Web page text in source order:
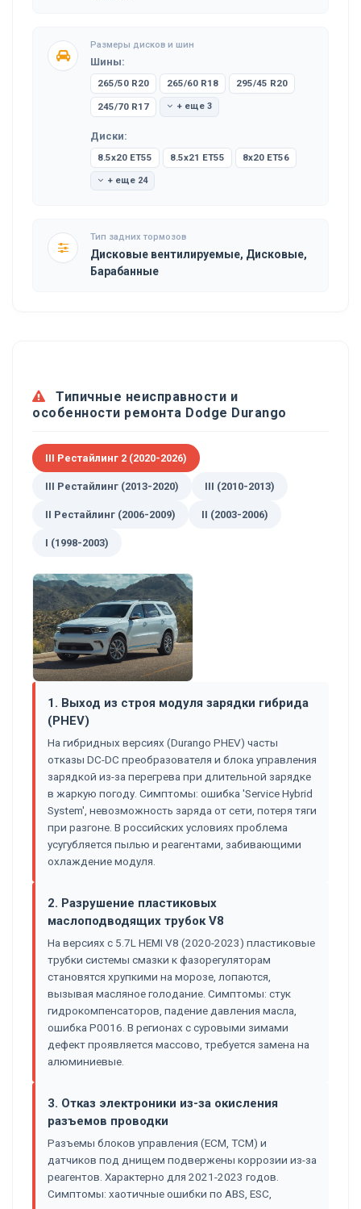
Размеры дисков и шин
Шины:
265/50 R20 265/60 R18 295/45 R20
245/70 R17 + еще 3
Диски:
8.5x20 ET55 8.5x21 ET55 8x20 ET56
+ еще 24
Тип задних тормозов
Дисковые вентилируемые, Дисковые,
Барабанные
Типичные неисправности и
особенности ремонта Dodge Durango
III Рестайлинг 2 (2020-2026)
III Рестайлинг (2013-2020) III (2010-2013)
II Рестайлинг (2006-2009) II (2003-2006)
I (1998-2003)
1. Выход из строя модуля зарядки гибрида
(PHEV)
На гибридных версиях (Durango PHEV) часты
отказы DC-DC преобразователя и блока управления
зарядкой из-за перегрева при длительной зарядке
в жаркую погоду. Симптомы: ошибка 'Service Hybrid
System', невозможность заряда от сети, потеря тяги
при разгоне. В российских условиях проблема
усугубляется пылью и реагентами, забивающими
охлаждение модуля.
2. Разрушение пластиковых
маслоподводящих трубок V8
На версиях с 5.7L HEMI V8 (2020-2023) пластиковые
трубки системы смазки к фазорегуляторам
становятся хрупкими на морозе, лопаются,
вызывая масляное голодание. Симптомы: стук
гидрокомпенсаторов, падение давления масла,
ошибка P0016. В регионах с суровыми зимами
дефект проявляется массово, требуется замена на
алюминиевые.
3. Отказ электроники из-за окисления
разъемов проводки
Разъемы блоков управления (ECM, TCM) и
датчиков под днищем подвержены коррозии из-за
реагентов. Характерно для 2021-2023 годов.
Симптомы: хаотичные ошибки по ABS, ESC,